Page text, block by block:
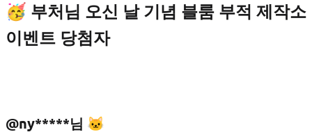
🥳 부처님 오신 날 기념 블룸 부적 제작소
이벤트 당첨자
@ny*****님 🐱